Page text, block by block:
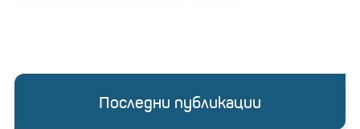
Последни публикации